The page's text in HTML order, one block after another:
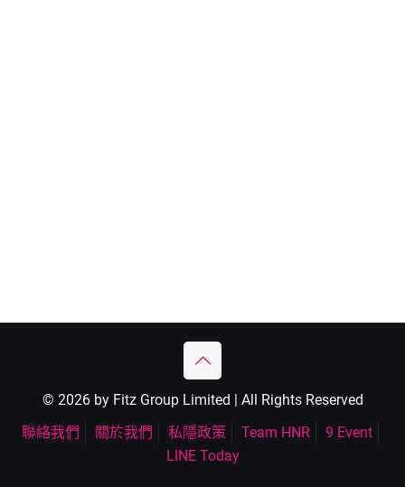
© 2026 by Fitz Group Limited | All Rights Reserved
聯絡我們
關於我們 私隱政策 Team HNR
9 Event
LINE Today